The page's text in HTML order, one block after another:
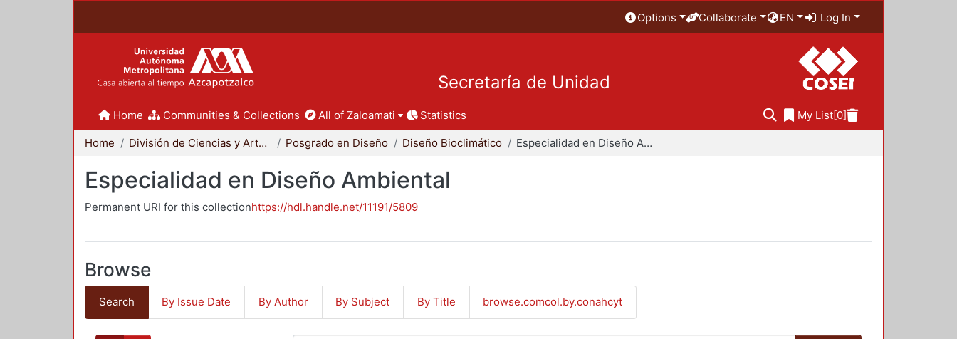
Options Collaborate EN Log In
Secretaría de Unidad
Home Communities & Collections All of Zaloamati Statistics My List[0]
Home División de Ciencias y Artes para el Diseño Posgrado en Diseño Diseño Bioclimático Especialidad en Diseño Ambiental
Especialidad en Diseño Ambiental
Permanent URI for this collectionhttps://hdl.handle.net/11191/5809
Browse
Search By Issue Date By Author By Subject By Title browse.comcol.by.conahcyt